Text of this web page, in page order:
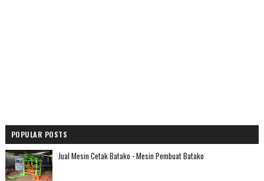
POPULAR POSTS
Jual Mesin Cetak Batako - Mesin Pembuat Batako